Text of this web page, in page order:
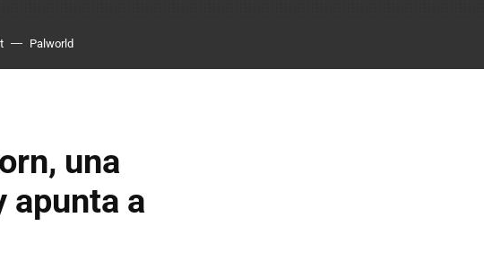
Palworld
una
apunta a